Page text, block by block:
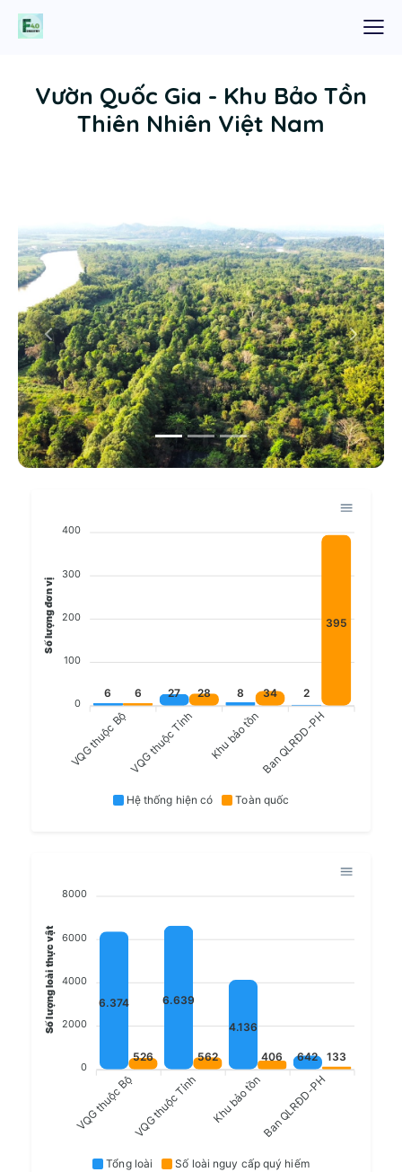
Vườn Quốc Gia - Khu Bảo Tồn
Thiên Nhiên Việt Nam
Previous Next
Hệ thống hiện có Toàn quốc
VQG thuộc BộVQG thuộc Tỉnh Khu bảo tồn Ban QLRĐD-PH
6 27 8 2
6 28 34
395
400
300
200
100
0
Số lượng đơn vị
Tổng loài Số loài nguy cấp quý hiếm
VQG thuộc BộVQG thuộc Tỉnh Khu bảo tồn Ban QLRĐD-PH
6.374 6.639
4.136
642
526 562 406 133
8000
6000
4000
2000
0
Số lượng loài thực vật